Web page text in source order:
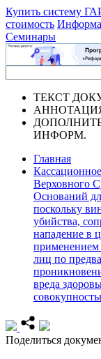
Купить систему
стоимость
Семинары
ТЕКСТ
ИНФОРМ.
Главная
Верховного
Оснований
поскольку
убийства,
нападение в
применением
лиц по
вреда
Поделиться